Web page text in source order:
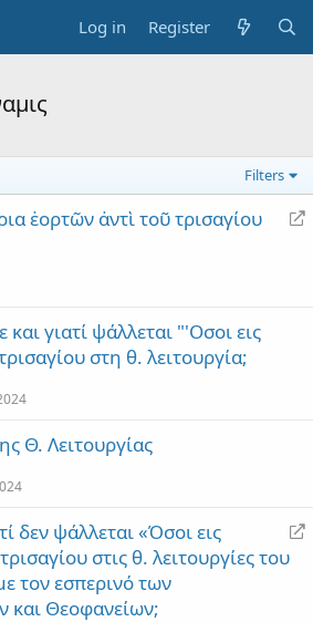
Log in Register
Filters
R
ἑορτῶν ἀντὶ τοῦ τρισαγίου
και γιατί ψάλλεται "'Οσοι εις
στη θ. λειτουργία;
Θ. Λειτουργίας
R
δεν ψάλλεται «Όσοι εις
στις θ. λειτουργίες του
τον εσπερινό των
και Θεοφανείων;